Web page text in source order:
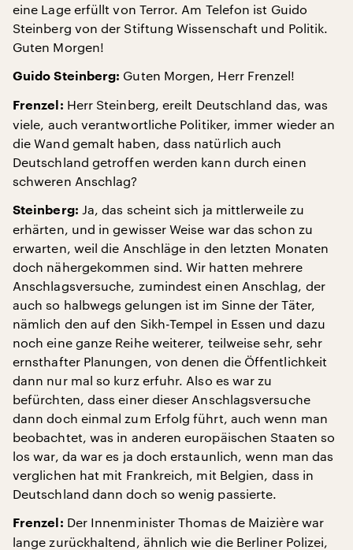
eine Lage erfüllt von Terror. Am Telefon ist Guido
Steinberg von der Stiftung Wissenschaft und Politik.
Guten Morgen!
Guido Steinberg: Guten Morgen, Herr Frenzel!
Frenzel: Herr Steinberg, ereilt Deutschland das, was
viele, auch verantwortliche Politiker, immer wieder an
die Wand gemalt haben, dass natürlich auch
Deutschland getroffen werden kann durch einen
schweren Anschlag?
Steinberg: Ja, das scheint sich ja mittlerweile zu
erhärten, und in gewisser Weise war das schon zu
erwarten, weil die Anschläge in den letzten Monaten
doch nähergekommen sind. Wir hatten mehrere
Anschlagsversuche, zumindest einen Anschlag, der
auch so halbwegs gelungen ist im Sinne der Täter,
nämlich den auf den Sikh-Tempel in Essen und dazu
noch eine ganze Reihe weiterer, teilweise sehr, sehr
ernsthafter Planungen, von denen die Öffentlichkeit
dann nur mal so kurz erfuhr. Also es war zu
befürchten, dass einer dieser Anschlagsversuche
dann doch einmal zum Erfolg führt, auch wenn man
beobachtet, was in anderen europäischen Staaten so
los war, da war es ja doch erstaunlich, wenn man das
verglichen hat mit Frankreich, mit Belgien, dass in
Deutschland dann doch so wenig passierte.
Frenzel: Der Innenminister Thomas de Maizière war
lange zurückhaltend, ähnlich wie die Berliner Polizei,